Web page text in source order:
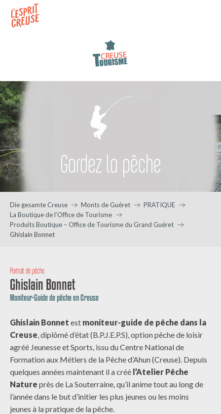
contenu
Gardez la pêche
Die gesamte Creuse Monts de Guéret
PRATIQUE
La Boutique de l’Office de Tourisme
Produits Boutique – Office de Tourisme du Grand Guéret
Ghislain Bonnet
Portrait de pêche
Ghislain Bonnet
Moniteur-Guide de pêche en Creuse
Ghislain Bonnet est moniteur-guide de pêche dans la
Creuse, diplômé d’état (B.P.J.E.P.S), option pêche de loisir
agréé Jeunesse et Sports, issu du Centre National de
Formation aux Métiers de la Pêche d’Ahun (Creuse). Depuis
quelques années maintenant il a créé l’Atelier Pêche
Nature près de La Souterraine, qu’il anime tout au long de
l’année dans le but d’initier les plus jeunes ou les moins
jeunes à la pratique de la pêche.